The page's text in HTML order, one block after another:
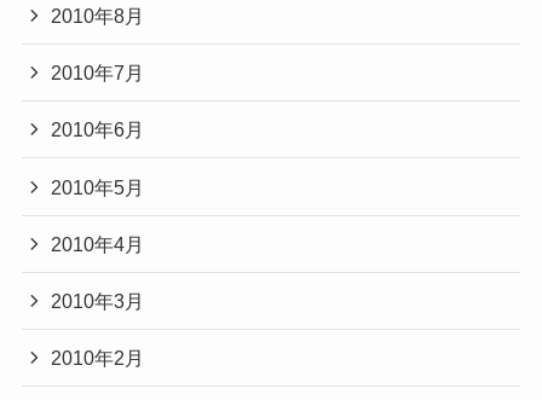
2010年8月
2010年7月
2010年6月
2010年5月
2010年4月
2010年3月
2010年2月